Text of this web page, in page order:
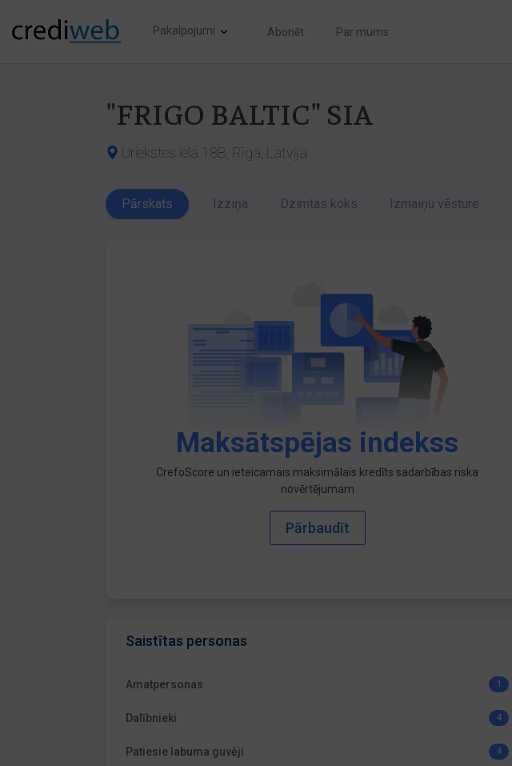
Pakalpojumi Abonēt Par mums
"FRIGO BALTIC" SIA
Uriekstes iela 18B, Rīga, Latvija
Pārskats Izziņa Dzimtas koks Izmaiņu vēsture
Maksātspējas indekss
CrefoScore un ieteicamais maksimālais kredīts sadarbības riska
novērtējumam
Pārbaudīt
Saistītas personas
Amatpersonas 1
Dalībnieki 4
Patiesie labuma guvēji 4